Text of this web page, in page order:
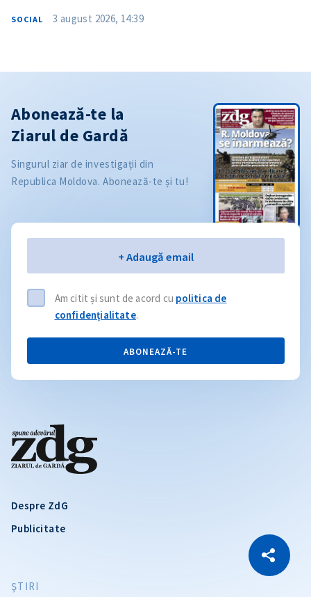
Copiază Link
SOCIAL 3 august 2026, 14:39
Despre ZdG
Publicitate
ŞTIRI
Abonează-te la
Ziarul de Gardă
Singurul ziar de investigații din
Republica Moldova. Abonează-te și tu!
+ Adaugă email
Am citit și sunt de acord cu politica de
confidențialitate.
ABONEAZĂ-TE
CITEȘTE